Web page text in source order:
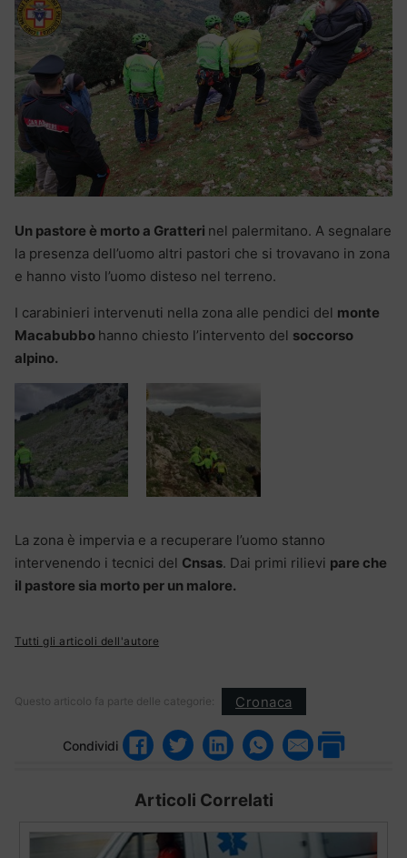
Un pastore è morto a Gratteri nel palermitano. A segnalare
la presenza dell’uomo altri pastori che si trovavano in zona
e hanno visto l’uomo disteso nel terreno.
I carabinieri intervenuti nella zona alle pendici del monte
Macabubbo hanno chiesto l’intervento del soccorso
alpino.
La zona è impervia e a recuperare l’uomo stanno
intervenendo i tecnici del Cnsas. Dai primi rilievi pare che
il pastore sia morto per un malore.
Tutti gli articoli dell'autore
Questo articolo fa parte delle categorie: Cronaca
Condividi
Articoli Correlati